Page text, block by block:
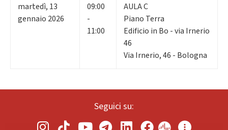
martedì, 13
gennaio 2026
09:00
-
11:00
AULA C
Piano Terra
Edificio in Bo - via Irnerio
46
Via Irnerio, 46 - Bologna
Seguici su: